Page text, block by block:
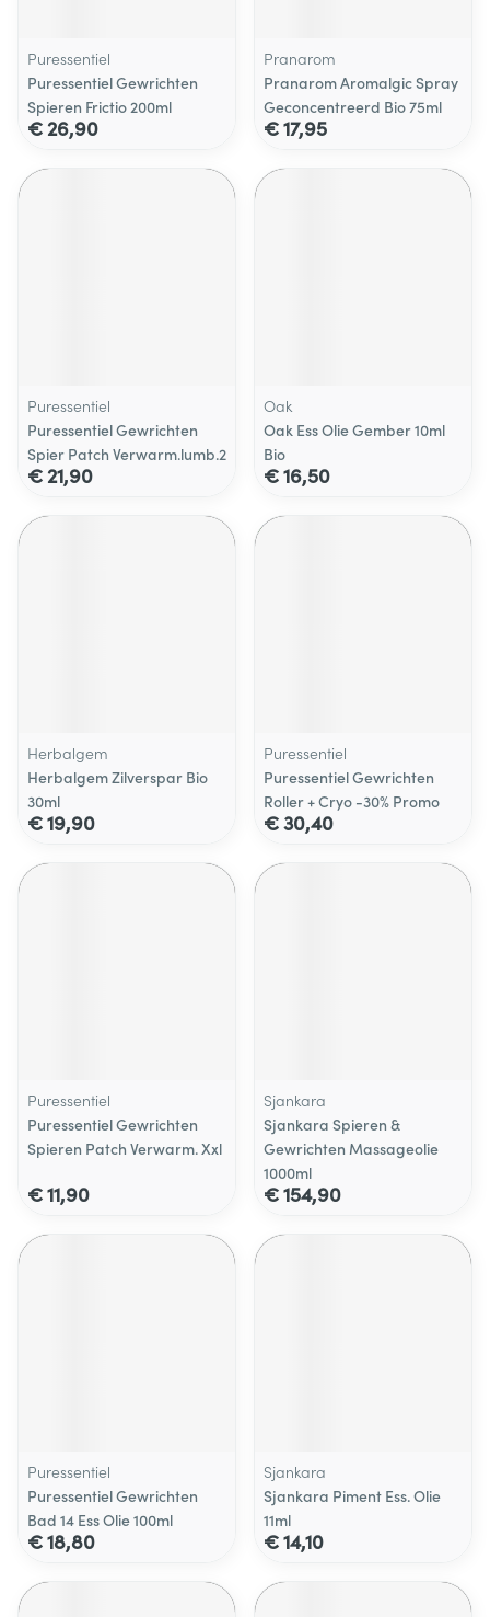
Puressentiel
Puressentiel Gewrichten
Spieren Frictio 200ml
€ 26,90
Pranarom
Pranarom Aromalgic Spray
Geconcentreerd Bio 75ml
€ 17,95
Puressentiel
Puressentiel Gewrichten
Spier Patch Verwarm.lumb.2
€ 21,90
Oak
Oak Ess Olie Gember 10ml
Bio
€ 16,50
Herbalgem
Herbalgem Zilverspar Bio
30ml
€ 19,90
Puressentiel
Puressentiel Gewrichten
Roller + Cryo -30% Promo
€ 30,40
Puressentiel
Puressentiel Gewrichten
Spieren Patch Verwarm. Xxl
€ 11,90
Sjankara
Sjankara Spieren &
Gewrichten Massageolie
1000ml
€ 154,90
Puressentiel
Puressentiel Gewrichten
Bad 14 Ess Olie 100ml
€ 18,80
Sjankara
Sjankara Piment Ess. Olie
11ml
€ 14,10